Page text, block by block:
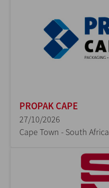
PROPAK CAPE
27/10/2026
Cape Town - South Africa